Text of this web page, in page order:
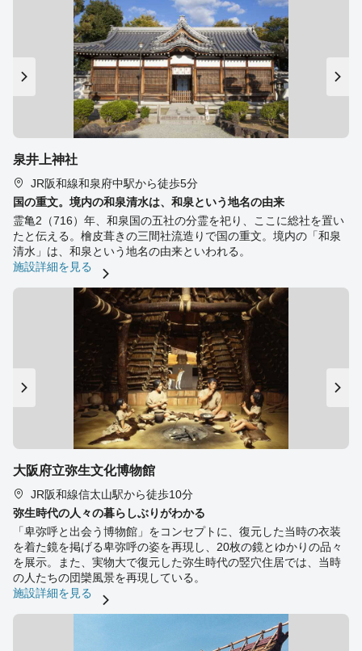
泉井上神社
JR阪和線和泉府中駅から徒歩5分
国の重文。境内の和泉清水は、和泉という地名の由来
霊亀2（716）年、和泉国の五社の分霊を祀り、ここに総社を置い
たと伝える。檜皮葺きの三間社流造りで国の重文。境内の「和泉
清水」は、和泉という地名の由来といわれる。
施設詳細を見る
大阪府立弥生文化博物館
JR阪和線信太山駅から徒歩10分
弥生時代の人々の暮らしぶりがわかる
「卑弥呼と出会う博物館」をコンセプトに、復元した当時の衣装
を着た鏡を掲げる卑弥呼の姿を再現し、20枚の鏡とゆかりの品々
を展示。また、実物大で復元した弥生時代の竪穴住居では、当時
の人たちの団欒風景を再現している。
施設詳細を見る